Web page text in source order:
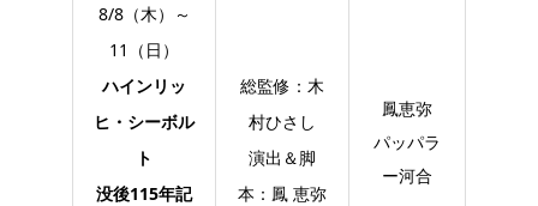
8/8（木）～
11（日）
ハインリッ
ヒ・シーボル
ト
没後115年記
総監修：木
村ひさし
演出＆脚
本：鳳 恵弥
鳳恵弥
パッパラ
ー河合